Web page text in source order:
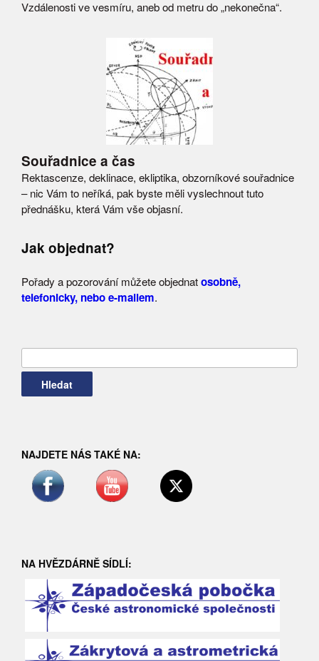
Vzdálenosti ve vesmíru, aneb od metru do „nekonečna“.
Souřadnice a čas
Rektascenze, deklinace, ekliptika, obzorníkové souřadnice
– nic Vám to neříká, pak byste měli vyslechnout tuto
přednášku, která Vám vše objasní.
Jak objednat?
Pořady a pozorování můžete objednatosobně,
telefonicky, nebo e-mailem.
NAJDETE NÁS TAKÉ NA:
NA HVĚZDÁRNĚ SÍDLÍ: